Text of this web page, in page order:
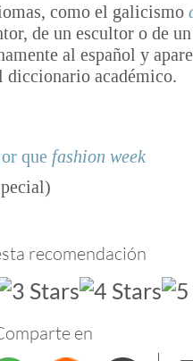
como el galicismo
de un escultor o de
al español y
diccionario académico.
que fashion week
recomendación
en